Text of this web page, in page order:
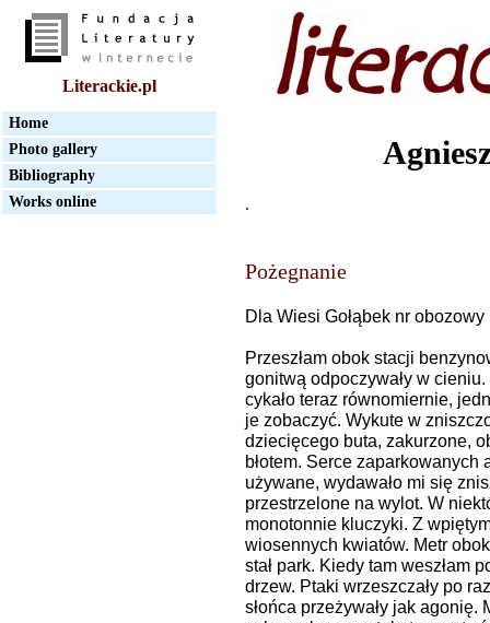
Literackie.pl
Home
Photo gallery
Bibliography
Works online
.
Pożegnanie
Dla Wiesi Gołąbek nr obozowy
Przeszłam obok stacji
gonitwą odpoczywały w
cykało teraz równomiernie,
je zobaczyć. Wykute w
dziecięcego buta, zakurzone,
błotem. Serce zaparkowanych
używane, wydawało mi się
przestrzelone na wylot. W
monotonnie kluczyki. Z
wiosennych kwiatów. Metr
stał park. Kiedy tam weszłam
drzew. Ptaki wrzeszczały po
słońca przeżywały jak